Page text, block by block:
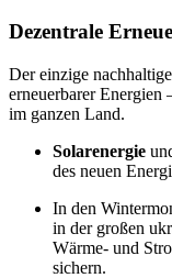
Dezentrale
Der einzige
erneuerbarer
im ganzen Land.
Solarenergie
des neuen
In den
in der großen
Wärme- und
sichern.